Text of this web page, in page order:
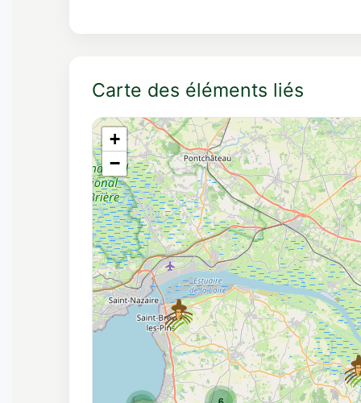
Carte des éléments liés
+
−